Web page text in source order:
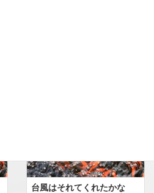
台風はそれてくれたかな